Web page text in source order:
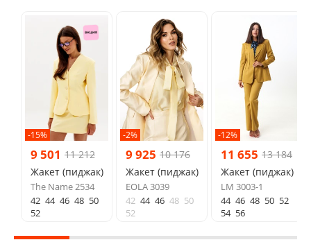
-15%
9 501 11 212
Жакет (пиджак)
The Name 2534
42 44 46 48 50
52
-2%
9 925 10 176
Жакет (пиджак)
EOLA 3039
42 44 46 48 50
52
-12%
11 655 13 184
Жакет (пиджак)
LM 3003-1
44 46 48 50 52
54 56